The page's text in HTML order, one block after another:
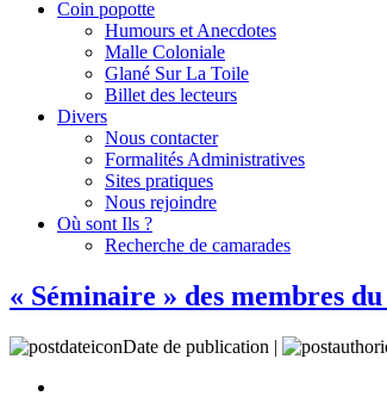
Coin popotte
Humours et Anecdotes
Malle Coloniale
Glané Sur La Toile
Billet des lecteurs
Divers
Nous contacter
Formalités Administratives
Sites pratiques
Nous rejoindre
Où sont Ils ?
Recherche de camarades
« Séminaire » des membres
Date de publication |